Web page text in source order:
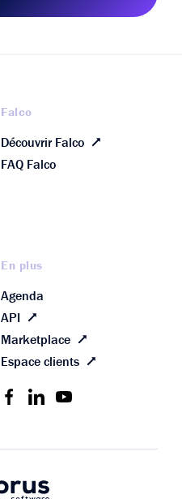
Falco
Découvrir Falco
FAQ Falco
En plus
Agenda
API
Marketplace
Espace clients